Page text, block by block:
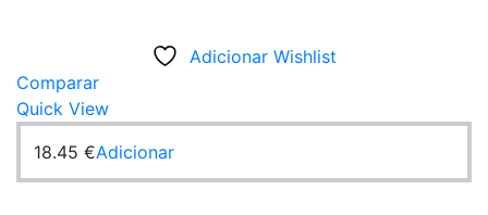
Adicionar Wishlist
Comparar
Quick View
18.45 €Adicionar